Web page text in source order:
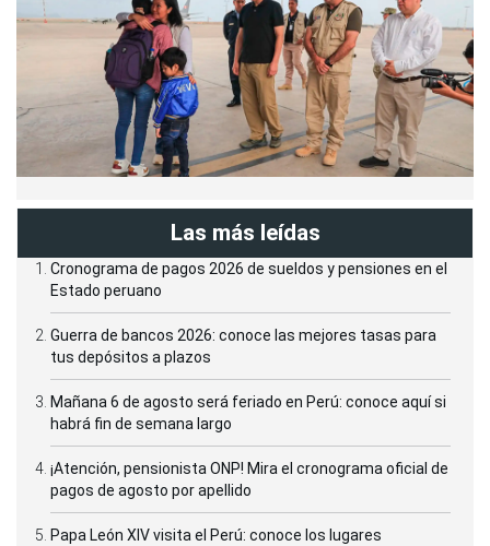
Las más leídas
Cronograma de pagos 2026 de sueldos y pensiones en el
Estado peruano
Guerra de bancos 2026: conoce las mejores tasas para
tus depósitos a plazos
Mañana 6 de agosto será feriado en Perú: conoce aquí si
habrá fin de semana largo
¡Atención, pensionista ONP! Mira el cronograma oficial de
pagos de agosto por apellido
Papa León XIV visita el Perú: conoce los lugares